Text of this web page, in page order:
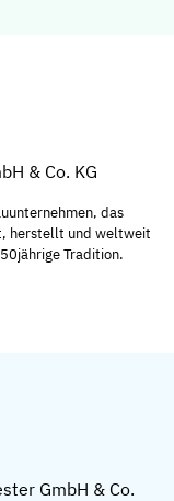
& Co. KG
das
herstellt und weltweit
Tradition.
GmbH & Co.